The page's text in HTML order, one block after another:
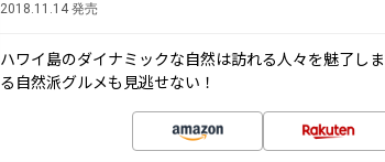
2018.11.14 発売
ハワイ島のダイナミックな自然は訪れる人々を魅了し
る自然派グルメも見逃せない！